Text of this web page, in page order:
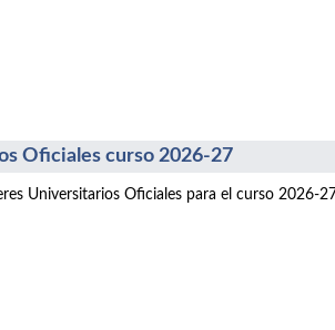
Oficiales curso 2026-27
Universitarios Oficiales para el curso 2026-